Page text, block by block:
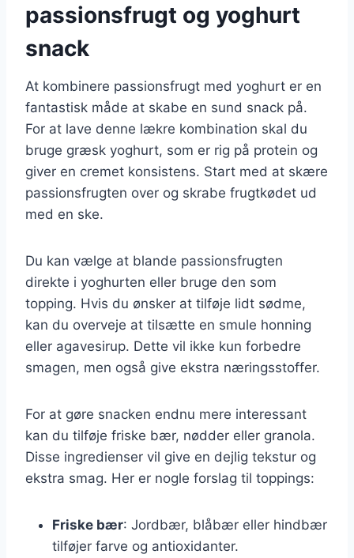
passionsfrugt og yoghurt
snack
At kombinere passionsfrugt med yoghurt er en
fantastisk måde at skabe en sund snack på.
For at lave denne lækre kombination skal du
bruge græsk yoghurt, som er rig på protein og
giver en cremet konsistens. Start med at skære
passionsfrugten over og skrabe frugtkødet ud
med en ske.
Du kan vælge at blande passionsfrugten
direkte i yoghurten eller bruge den som
topping. Hvis du ønsker at tilføje lidt sødme,
kan du overveje at tilsætte en smule honning
eller agavesirup. Dette vil ikke kun forbedre
smagen, men også give ekstra næringsstoffer.
For at gøre snacken endnu mere interessant
kan du tilføje friske bær, nødder eller granola.
Disse ingredienser vil give en dejlig tekstur og
ekstra smag. Her er nogle forslag til toppings:
Friske bær: Jordbær, blåbær eller hindbær
tilføjer farve og antioxidanter.